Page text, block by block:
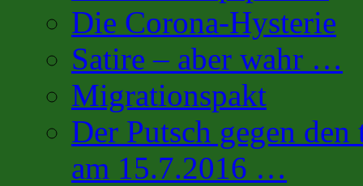
Die Corona-Hysterie
Satire – aber wahr …
Migrationspakt
Der Putsch gegen
am 15.7.2016 …